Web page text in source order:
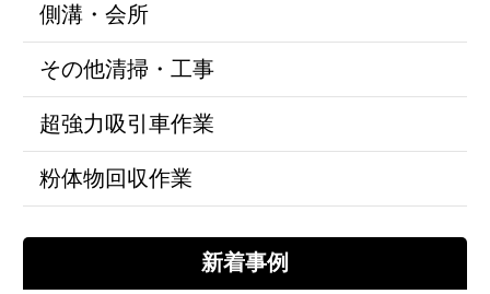
側溝・会所
その他清掃・工事
超強力吸引車作業
粉体物回収作業
新着事例